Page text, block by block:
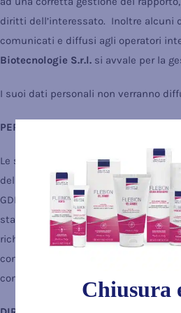
diritti dell’interessato. Inoltre alcuni
comunicati e diffusi agli operatori
Biotecnologie S.r.l. si avvale per la
I suoi dati personali non verranno
PERIODO DI CONSERVAZIONE DEI
Le segnaliamo che, nel rispetto dei
delle finalità e minimizzazione dei
GDPR, il periodo di conservazione dei
stabilito per un periodo necessario
richiesti e in ottemperanza delle
conservazione di documentazione
contrattuale.
Chiusura